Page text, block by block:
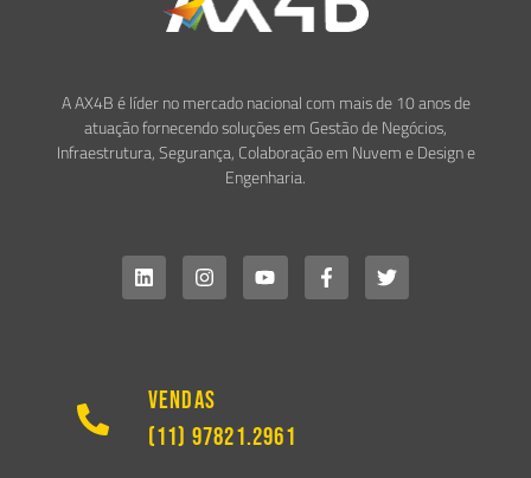
A AX4B é líder no mercado nacional com mais de 10 anos de
atuação fornecendo soluções em Gestão de Negócios,
Infraestrutura, Segurança, Colaboração em Nuvem e Design e
Engenharia.
Vendas
(11) 97821.2961